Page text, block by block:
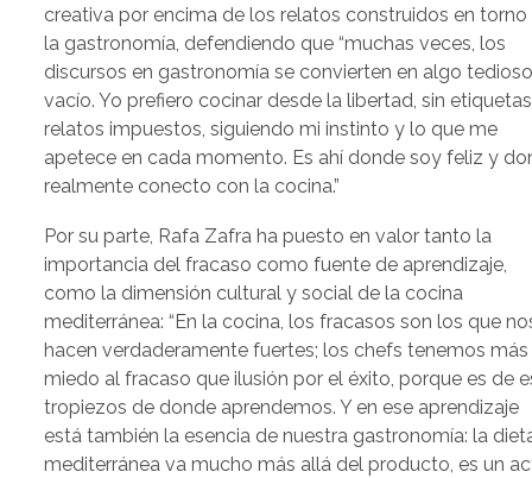
creativa por encima de los relatos construidos en torno
la gastronomía, defendiendo que “muchas veces, los
discursos en gastronomía se convierten en algo
vacío. Yo prefiero cocinar desde la libertad, sin
relatos impuestos, siguiendo mi instinto y lo que me
apetece en cada momento. Es ahí donde soy feliz y
realmente conecto con la cocina.”
Por su parte, Rafa Zafra ha puesto en valor tanto la
importancia del fracaso como fuente de aprendizaje,
como la dimensión cultural y social de la cocina
mediterránea: “En la cocina, los fracasos son los que
hacen verdaderamente fuertes; los chefs tenemos más
miedo al fracaso que ilusión por el éxito, porque es de
tropiezos de donde aprendemos. Y en ese aprendizaje
está también la esencia de nuestra gastronomía: la
mediterránea va mucho más allá del producto, es un